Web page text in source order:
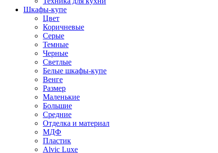
Шкафы-купе
Цвет
Коричневые
Серые
Темные
Черные
Светлые
Белые шкафы-купе
Венге
Размер
Маленькие
Большие
Средние
Отделка и материал
МДФ
Пластик
Alvic Luxe